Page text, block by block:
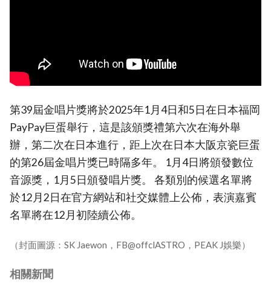
第39屆金唱片獎將於2025年1月4日和5日在日本福岡
PayPay巨蛋舉行，這是該頒獎禮第六次在海外舉
辦，第二次在日本進行，距上次在日本大阪京瓷巨蛋
的第26屆金唱片獎已時隔多年。 1月4日將頒發數位
音源獎，1月5日頒發唱片獎。 各類別的候選名單將
於12月2日在官方網站和社交媒體上公佈，表演嘉賓
名單將在12月初陸續公佈。
（封面圖源：SK Jaewon，FB@offclASTRO，PEAK J娛樂）
相關新聞